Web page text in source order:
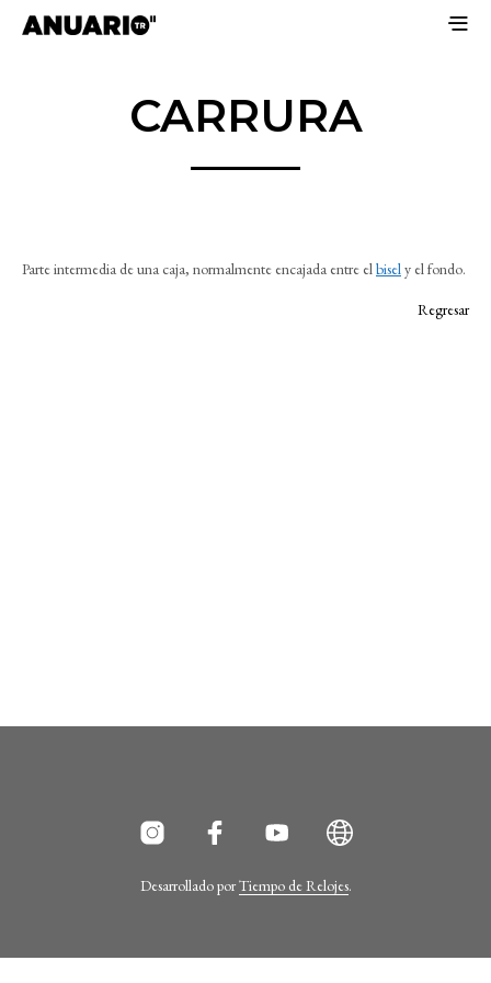
CARRURA
Parte intermedia de una caja, normalmente encajada entre elbisely el fondo.
Regresar
Desarrollado porTiempo de Relojes.